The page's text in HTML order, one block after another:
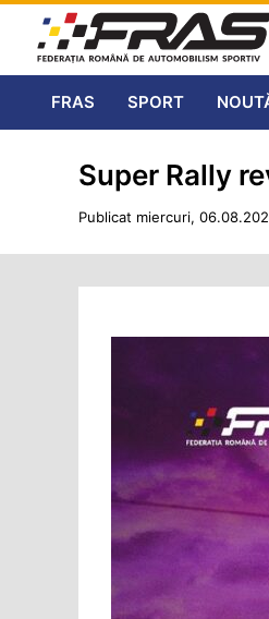
FRAS SPORT
Super Rally
Publicat miercuri,